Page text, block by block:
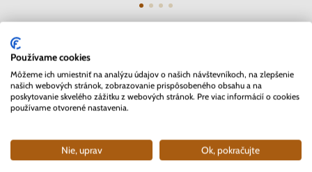
Strieborné mince
Používame cookies
Môžeme ich umiestniť na analýzu údajov o našich návštevníkoch, na zlepšenie
našich webových stránok, zobrazovanie prispôsobeného obsahu a na
poskytovanie skvelého zážitku z webových stránok. Pre viac informácií o cookies
používame otvorené nastavenia.
Nie, uprav Ok, pokračujte